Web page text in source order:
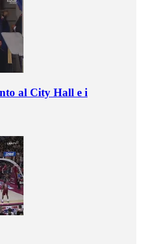
al City Hall e i